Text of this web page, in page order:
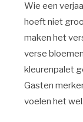
Wie een
hoeft niet
maken het
verse
kleurenpalet
Gasten
voelen het wel.